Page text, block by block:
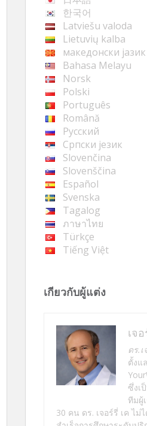
한국어
Latviešu valoda
Lietuvių kalba
македонски јазик
Bahasa Melayu
Norsk
Polski
Português
Română
Русский
Cрпски језик
Slovenčina
Slovenščina
Español
Svenska
Tagalog
ภาษาไทย
Türkçe
Tiếng Việt
เกี่ยวกับผู้แต่ง
เจ
ดร.เ
ตั้งแ
ซึ่งเ
ทีมผู้
30 คน ดร. เจอร์รี่ เค ไม่